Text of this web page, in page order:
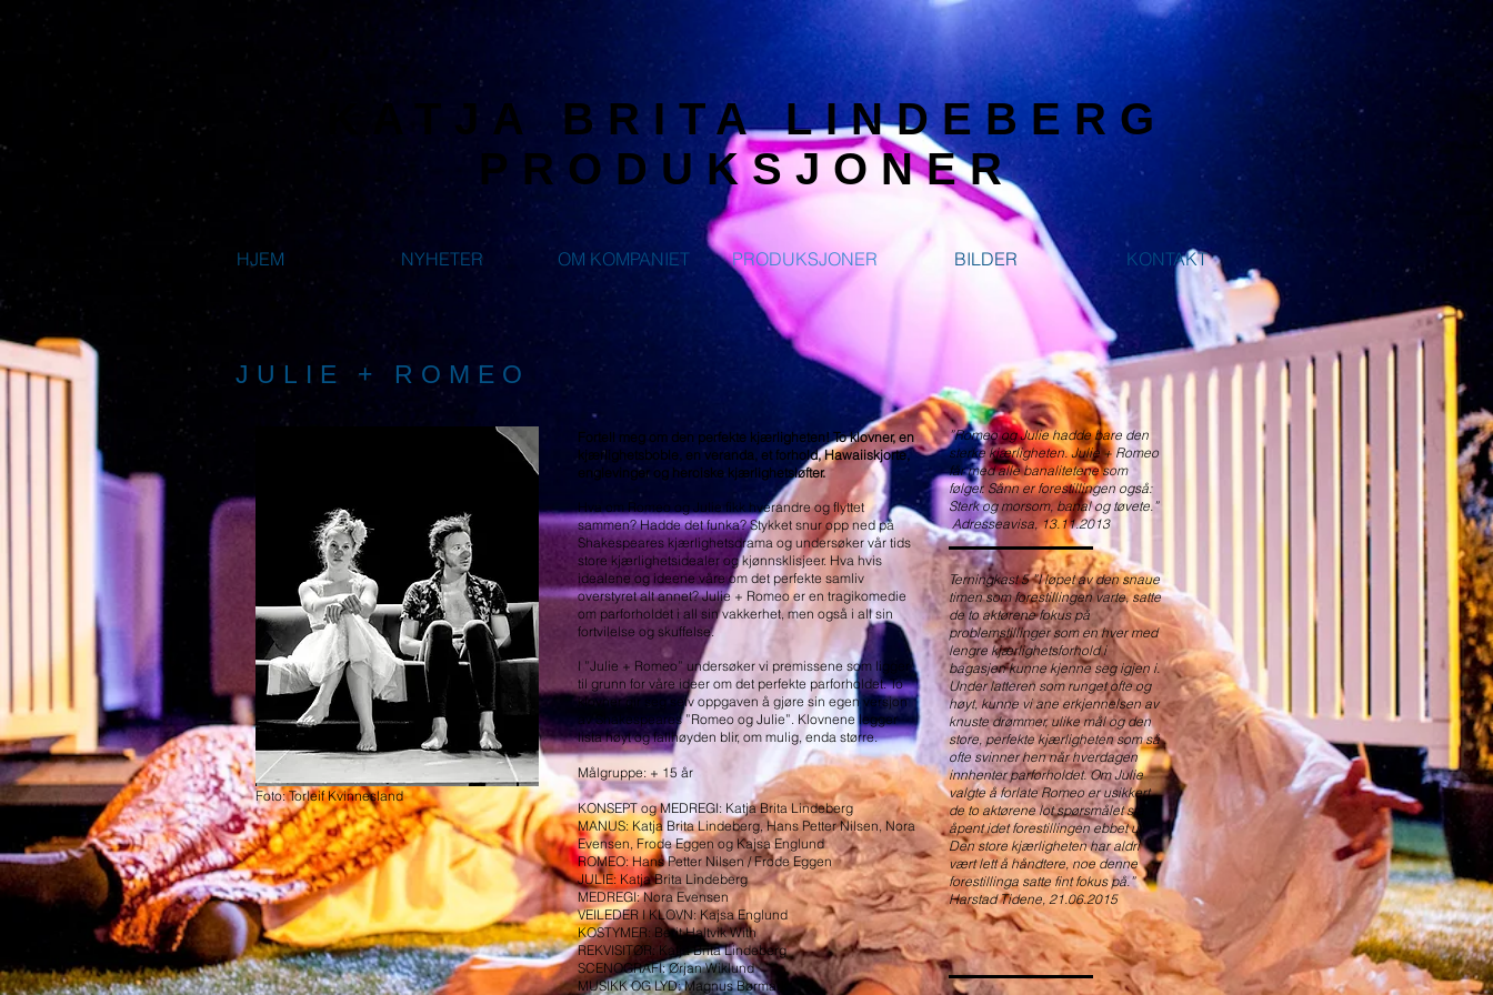
KATJA BRITA LINDEBERG
PRODUKSJONER
HJEM NYHETER OM KOMPANIET PRODUKSJONER BILDER KONTAKT
JULIE + ROMEO
Foto: Torleif Kvinnesland
Fortell meg om den perfekte kjærligheten! To klovner, en
kjærlighetsboble, en veranda, et forhold, Hawaiiskjorte,
englevinger og heroiske kjærlighetsløfter.
Hva om Romeo og Julie fikk hverandre og flyttet
sammen? Hadde det funka? Stykket snur opp ned på
Shakespeares kjærlighetsdrama og undersøker vår tids
store kjærlighetsidealer og kjønnsklisjeer. Hva hvis
idealene og ideene våre om det perfekte samliv
overstyret alt annet? Julie + Romeo er en tragikomedie
om parforholdet i all sin vakkerhet, men også i all sin
fortvilelse og skuffelse.
I ”Julie + Romeo” undersøker vi premissene som ligger
til grunn for våre ideer om det perfekte parforholdet. To
klovner gir seg selv oppgaven å gjøre sin egen versjon
av Shakespeares ”Romeo og Julie”. Klovnene legger
lista høyt og fallhøyden blir, om mulig, enda større.
Målgruppe: + 15 år
KONSEPT og MEDREGI: Katja Brita Lindeberg
MANUS: Katja Brita Lindeberg, Hans Petter Nilsen, Nora
Evensen, Frode Eggen og Kajsa Englund
ROMEO: Hans Petter Nilsen / Frode Eggen
JULIE: Katja Brita Lindeberg
MEDREGI: Nora Evensen
VEILEDER I KLOVN: Kajsa Englund
KOSTYMER: Berit Haltvik With
REKVISITØR: Katja Brita Lindeberg
SCENOGRAFI: Ørjan Wiklund
MUSIKK OG LYD: Magnus Børmark
”Romeo og Julie hadde bare den
sterke kjærligheten. Julie + Romeo
får med alle banalitetene som
følger. Sånn er forestillingen også:
Sterk og morsom, banal og tøvete.”
Adresseavisa, 13.11.2013
Terningkast 5 ”I løpet av den snaue
timen som forestillingen varte, satte
de to aktørene fokus på
problemstillinger som en hver med
lengre kjærlighetsforhold i
bagasjen kunne kjenne seg igjen i.
Under latteren som runget ofte og
høyt, kunne vi ane erkjennelsen av
knuste drømmer, ulike mål og den
store, perfekte kjærligheten som så
ofte svinner hen når hverdagen
innhenter parforholdet. Om Julie
valgte å forlate Romeo er usikkert,
de to aktørene lot spørsmålet stå
åpent idet forestillingen ebbet ut.
Den store kjærligheten har aldri
vært lett å håndtere, noe denne
forestillinga satte fint fokus på.”
Harstad Tidene, 21.06.2015